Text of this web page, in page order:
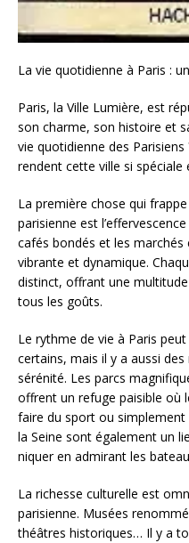
La vie quotidienne à Paris :
Paris, la Ville Lumière, est
son charme, son histoire et
vie quotidienne des
rendent cette ville si
La première chose qui
parisienne est
cafés bondés et les
vibrante et dynamique.
distinct, offrant une
tous les goûts.
Le rythme de vie à Paris
certains, mais il y a aussi
sérénité. Les parcs
offrent un refuge paisible où
faire du sport ou
la Seine sont également un
niquer en admirant les
La richesse culturelle est
parisienne. Musées
théâtres historiques… Il y a